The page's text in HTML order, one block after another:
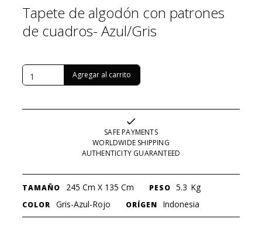
Tapete de algodón con patrones
de cuadros- Azul/Gris
SAFE PAYMENTS
WORLDWIDE SHIPPING
AUTHENTICITY GUARANTEED
TAMAÑO 245 Cm X 135 Cm PESO 5.3 Kg
COLOR Gris-Azul-Rojo ORÍGEN Indonesia